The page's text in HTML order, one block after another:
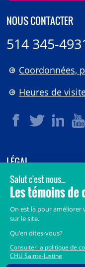
NOUS CONTACTER
514 345-
Coordonnées,
Heures de
LÉGAL
© 2006-2026CHU
Tous droits réservés.
Accès aux documents